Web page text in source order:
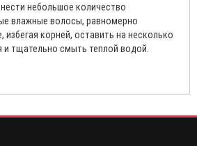
небольшое количество
влажные волосы, равномерно
избегая корней, оставить на несколько
и тщательно смыть теплой водой.